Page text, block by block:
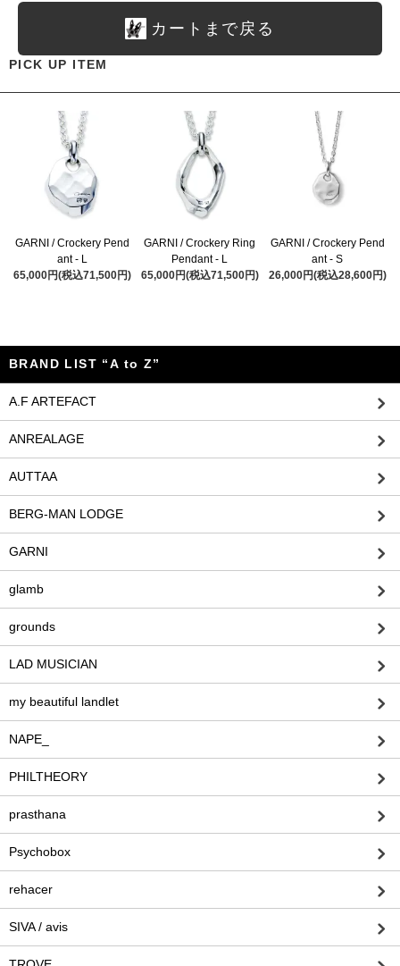
カートまで戻る
PICK UP ITEM
GARNI / Crockery Pend
ant - L
65,000円(税込71,500円)
GARNI / Crockery Ring
Pendant - L
65,000円(税込71,500円)
GARNI / Crockery Pend
ant - S
26,000円(税込28,600円)
BRAND LIST “A to Z”
A.F ARTEFACT
ANREALAGE
AUTTAA
BERG-MAN LODGE
GARNI
glamb
grounds
LAD MUSICIAN
my beautiful landlet
NAPE_
PHILTHEORY
prasthana
Psychobox
rehacer
SIVA / avis